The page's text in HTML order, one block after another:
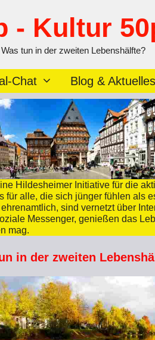
- Kultur
Was tun in der zweiten Lebenshälfte?
Chat Blog & Aktuelles
Hildesheimer Initiative für die
für alle, die sich jünger fühlen als
sind vernetzt über
Messenger, genießen das
mag.
in der zweiten